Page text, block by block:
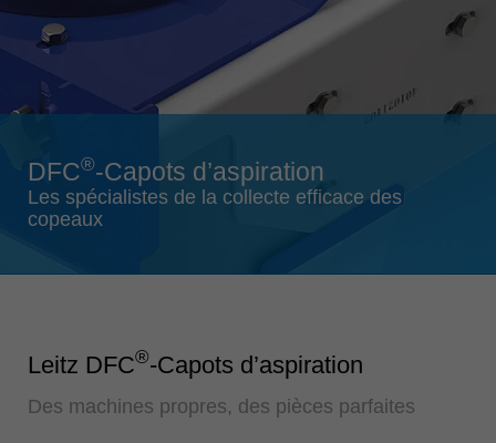
România
Schweiz
deutsch
english
Suomi
english
Türkiye
DFC®-Capots d’aspiration
Les spécialistes de la collecte efficace des
copeaux
Leitz DFC®-Capots d’aspiration
Des machines propres, des pièces parfaites